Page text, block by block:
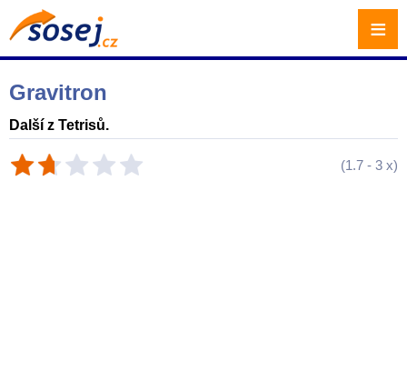
Gravitron
Další z Tetrisů.
(1.7 - 3 x)
≡